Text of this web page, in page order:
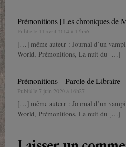
Prémonitions | Les chroniques de
Publié le 11 avril 2014 à 17h56
[…] même auteur : Journal d’un
World, Prémonitions, La nuit du […]
Prémonitions – Parole de Libraire
Publié le 7 juin 2020 à 16h27
[…] même auteur : Journal d’un
World, Prémonitions, La nuit du […]